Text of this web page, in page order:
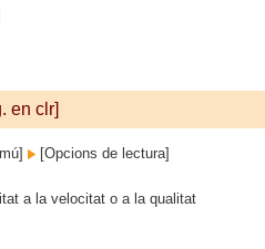
en clr]
[Opcions de lectura]
a la velocitat o a la qualitat